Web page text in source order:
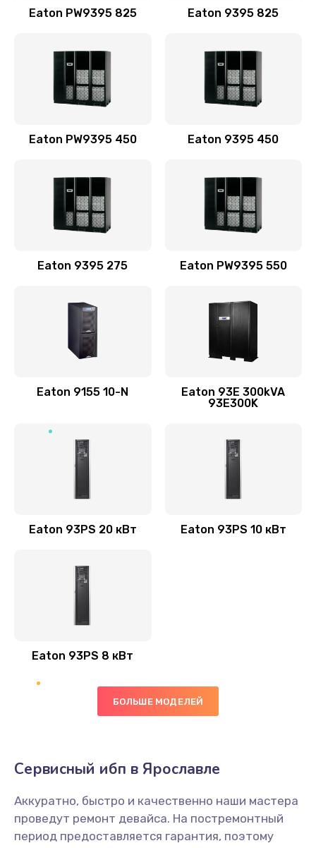
Eaton PW9395 825 Eaton 9395 825
Eaton PW9395 450 Eaton 9395 450
Eaton 9395 275 Eaton PW9395 550
Eaton 9155 10-N
Eaton 93E 300kVA
93E300K
Eaton 93PS 20 кВт Eaton 93PS 10 кВт
Eaton 93PS 8 кВт
БОЛЬШЕ МОДЕЛЕЙ
Сервисный ибп в Ярославле
Аккуратно, быстро и качественно наши мастера
проведут ремонт девайса. На постремонтный
период предоставляется гарантия, поэтому